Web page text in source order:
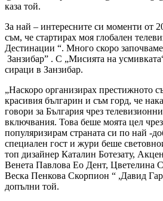
каза той.
За най – интересните си моменти от
съм, че стартирах моя глобален
Дестинации “. Много скоро
Занзибар” . С „Мисията на
сираци в Занзибар.
„Наскоро организирах престижното
красивия българин и съм горд, че
говори за България чрез
включвания. Това беше моята цел
популяризирам страната си по най -
специален гост и жури беше
топ дизайнер Каталин Ботезату,
Венета Павлова Ео Дент, Цветелина
Веска Пенкова Скорпион “ ,Давид
допълни той.